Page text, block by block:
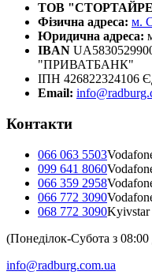
ТОВ
Фізична адреса: м.
Юридична адреса:
IBAN
"ПРИВАТБАНК"
ІПН 426822324106
Email:
Контакти
066 063 5503
099 641 8060
066 359 2958
066 772 3090
068 772 3090Kyivstar
(Понеділок-Субота з
info@radburg.com.ua